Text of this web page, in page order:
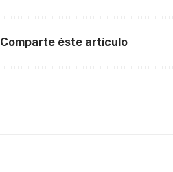
Comparte éste artículo